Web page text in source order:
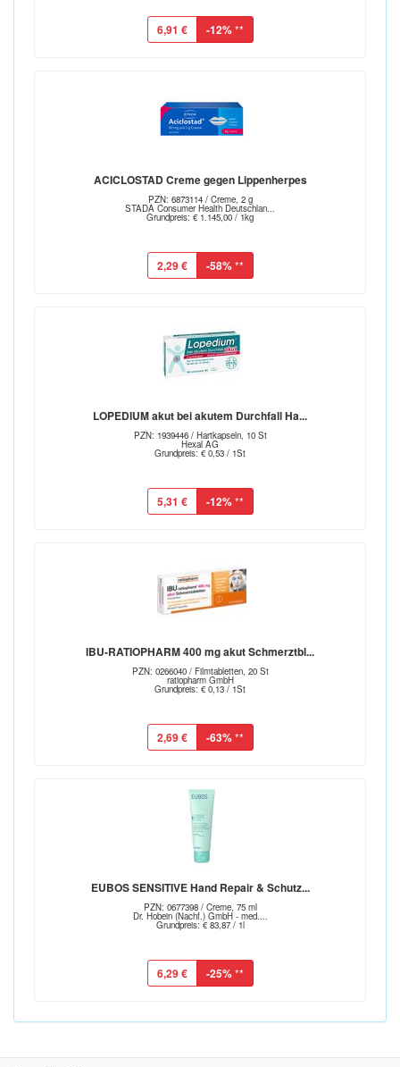
6,91 € -12%**
ACICLOSTAD Creme gegen Lippenherpes
PZN: 6873114 / Creme, 2 g
STADA Consumer Health Deutschlan...
Grundpreis: € 1.145,00 / 1kg
2,29 € -58%**
LOPEDIUM akut bei akutem Durchfall Ha...
PZN: 1939446 / Hartkapseln, 10 St
Hexal AG
Grundpreis: € 0,53 / 1St
5,31 € -12%**
IBU-RATIOPHARM 400 mg akut Schmerztbl...
PZN: 0266040 / Filmtabletten, 20 St
ratiopharm GmbH
Grundpreis: € 0,13 / 1St
2,69 € -63%**
EUBOS SENSITIVE Hand Repair & Schutz...
PZN: 0677398 / Creme, 75 ml
Dr. Hobein (Nachf.) GmbH - med....
Grundpreis: € 83,87 / 1l
6,29 € -25%**